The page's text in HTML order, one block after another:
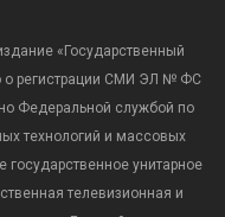
«Государственный
о регистрации СМИ ЭЛ № ФС
Федеральной службой по
технологий и массовых
унитарное
телевизионная и